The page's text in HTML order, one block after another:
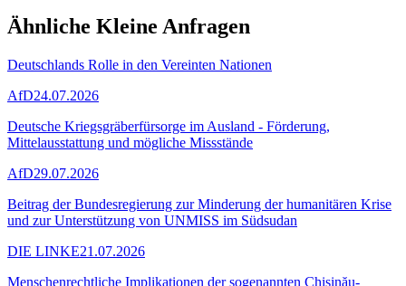
Ähnliche Kleine Anfragen
Deutschlands Rolle in den Vereinten Nationen
AfD24.07.2026
Deutsche Kriegsgräberfürsorge im Ausland - Förderung,
Mittelausstattung und mögliche Missstände
AfD29.07.2026
Beitrag der Bundesregierung zur Minderung der humanitären Krise
und zur Unterstützung von UNMISS im Südsudan
DIE LINKE21.07.2026
Menschenrechtliche Implikationen der sogenannten Chișinău-